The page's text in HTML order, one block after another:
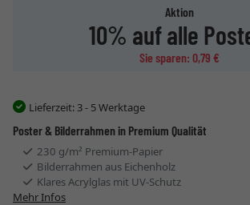
Aktion
10% auf alle
Sie sparen: 0,79 €
Lieferzeit: 3 - 5 Werktage
Poster & Bilderrahmen in Premium Qualität
230 g/m² Premium-Papier
Bilderrahmen aus Eichenholz
Klares Acrylglas mit UV-Schutz
Mehr Infos